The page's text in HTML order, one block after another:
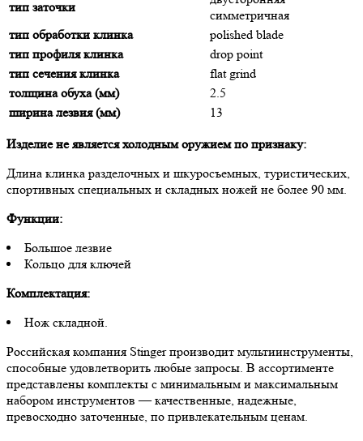
тип заточки
симметричная
тип обработки клинка
polished blade
тип профиля клинка
drop point
тип сечения клинка
flat grind
толщина обуха (мм)
2.5
ширина лезвия (мм)
13
Изделие не является холодным оружием по признаку:
Длина клинка разделочных и шкуросъемных, туристических,
спортивных специальных и складных ножей не более 90 мм.
Функции:
Большое лезвие
Кольцо для ключей
Комплектация:
Нож складной.
Российская компания Stinger производит мультиинструменты,
способные удовлетворить любые запросы. В ассортименте
представлены комплекты с минимальным и максимальным
набором инструментов — качественные, надежные,
превосходно заточенные, по привлекательным ценам.